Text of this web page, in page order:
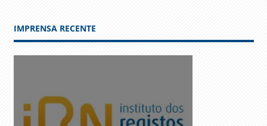
IMPRENSA RECENTE